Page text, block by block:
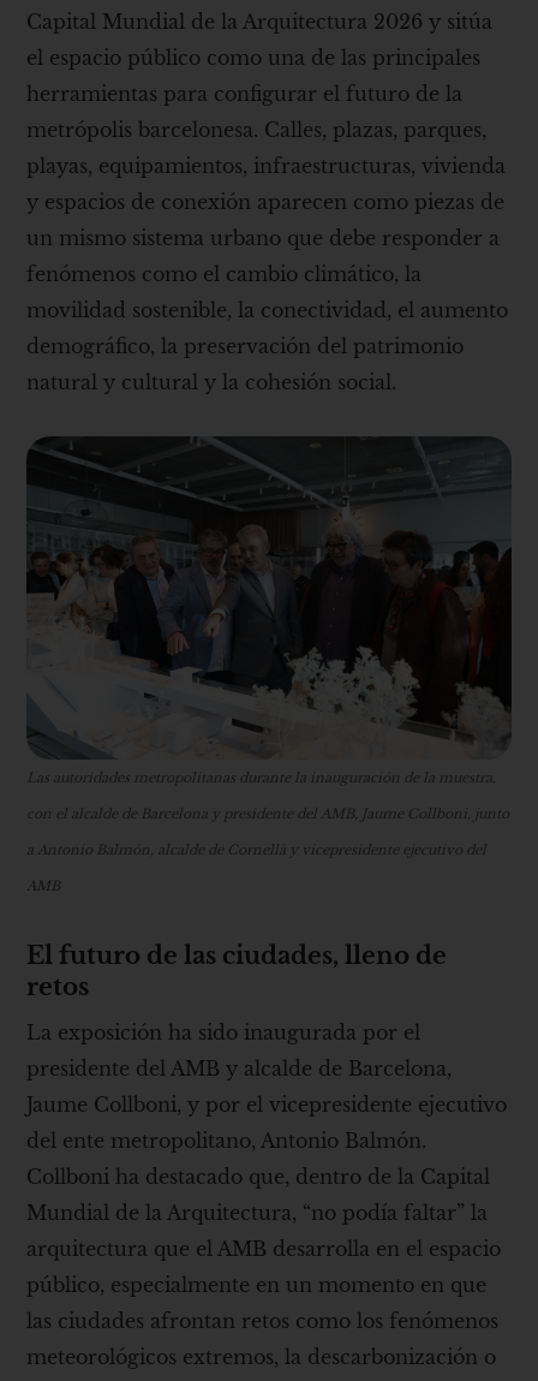
Capital Mundial de la Arquitectura 2026 y sitúa
el espacio público como una de las principales
herramientas para configurar el futuro de la
metrópolis barcelonesa. Calles, plazas, parques,
playas, equipamientos, infraestructuras, vivienda
y espacios de conexión aparecen como piezas de
un mismo sistema urbano que debe responder a
fenómenos como el cambio climático, la
movilidad sostenible, la conectividad, el aumento
demográfico, la preservación del patrimonio
natural y cultural y la cohesión social.
Las autoridades metropolitanas durante la inauguración de la muestra,
con el alcalde de Barcelona y presidente del AMB, Jaume Collboni, junto
a Antonio Balmón, alcalde de Cornellà y vicepresidente ejecutivo del
AMB
El futuro de las ciudades, lleno de
retos
La exposición ha sido inaugurada por el
presidente del AMB y alcalde de Barcelona,
Jaume Collboni, y por el vicepresidente ejecutivo
del ente metropolitano, Antonio Balmón.
Collboni ha destacado que, dentro de la Capital
Mundial de la Arquitectura, “no podía faltar” la
arquitectura que el AMB desarrolla en el espacio
público, especialmente en un momento en que
las ciudades afrontan retos como los fenómenos
meteorológicos extremos, la descarbonización o